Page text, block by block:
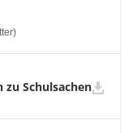
zu Schulsachen